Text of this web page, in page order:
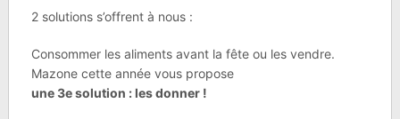
2 solutions s’offrent à nous :
Consommer les aliments avant la fête ou les vendre.
Mazone cette année vous propose
une 3e solution : les donner !